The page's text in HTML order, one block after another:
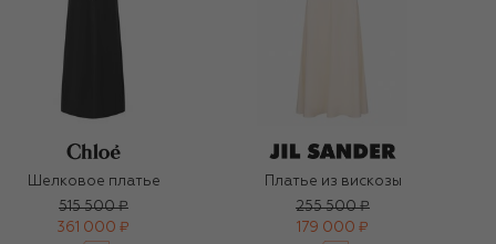
Шелковое платье
515 500 ₽
361 000 ₽
Платье из вискозы
255 500 ₽
179 000 ₽